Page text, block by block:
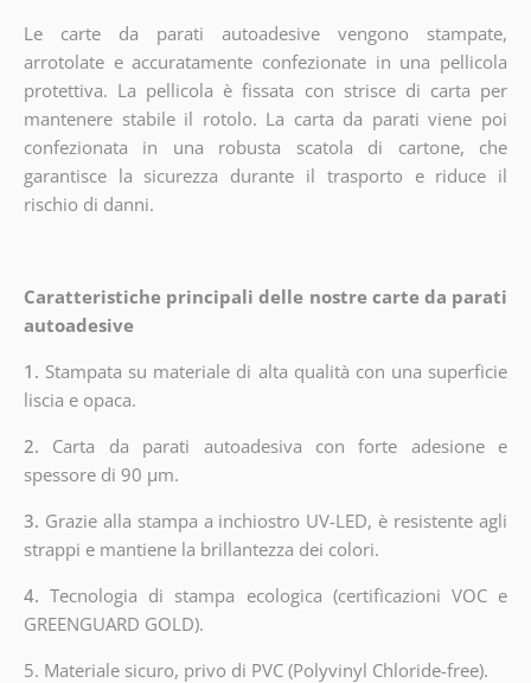
Le carte da parati autoadesive vengono stampate,
arrotolate e accuratamente confezionate in una pellicola
protettiva. La pellicola è fissata con strisce di carta per
mantenere stabile il rotolo. La carta da parati viene poi
confezionata in una robusta scatola di cartone, che
garantisce la sicurezza durante il trasporto e riduce il
rischio di danni.
Caratteristiche principali delle nostre carte da parati
autoadesive
1. Stampata su materiale di alta qualità con una superficie
liscia e opaca.
2. Carta da parati autoadesiva con forte adesione e
spessore di 90 µm.
3. Grazie alla stampa a inchiostro UV-LED, è resistente agli
strappi e mantiene la brillantezza dei colori.
4.Tecnologia di stampa ecologica (certificazioni VOC e
GREENGUARD GOLD).
5. Materiale sicuro, privo di PVC (Polyvinyl Chloride-free).